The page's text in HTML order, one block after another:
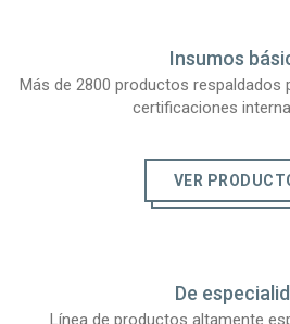
Insumos
Más de 2800 productos
certificaciones
VER
De
Línea de productos altamente